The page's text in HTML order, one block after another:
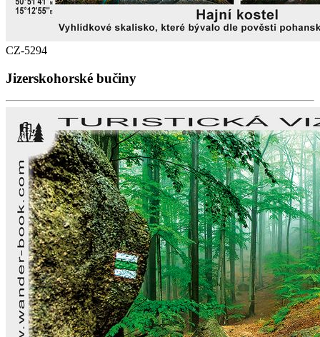
CZ-5294
Jizerskohorské bučiny